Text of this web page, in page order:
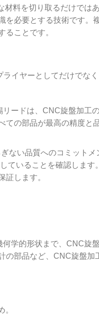
料を切り取るだけでは
を必要とする技術です。
ことです。
イヤーとしてだけでな
ードは、CNC旋盤加工
ての部品が最高の精度と
ない品質へのコミットメ
ていることを確認します
証します。
学的形状まで、CNC旋
の部品など、CNC旋盤加